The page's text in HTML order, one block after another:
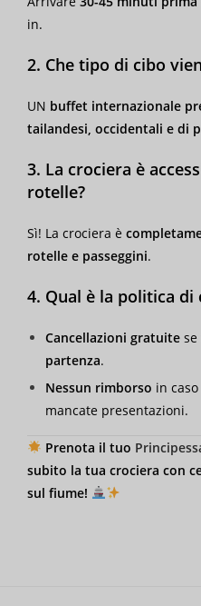
in.
2. Che tipo di cibo
UN buffet internazionale
tailandesi, occidentali e di
3. La crociera è
rotelle?
Sì! La crociera è
rotelle e passeggini.
4. Qual è la politica di
Cancellazioni gratuite
partenza.
Nessun rimborso in
mancate presentazioni.
Prenota il tuo
subito la tua crociera con
sul fiume!